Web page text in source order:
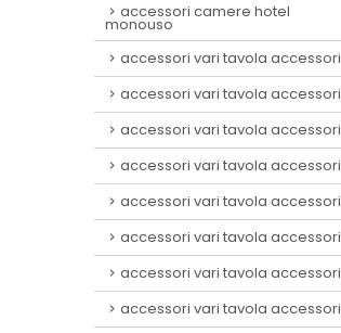
accessori camere hotel
monouso
accessori vari tavola accessori
accessori vari tavola accessori
accessori vari tavola accessori
accessori vari tavola accessori
accessori vari tavola accessori
accessori vari tavola accessori
accessori vari tavola accessori
accessori vari tavola accessori